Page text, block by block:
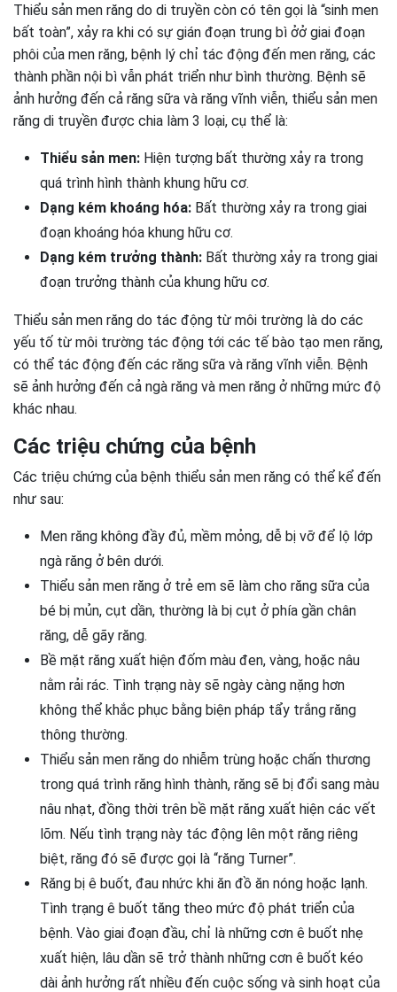
Thiểu sản men răng do di truyền còn có tên gọi là “sinh men
bất toàn”, xảy ra khi có sự gián đoạn trung bì ởở giai đoạn
phôi của men răng, bệnh lý chỉ tác động đến men răng, các
thành phần nội bì vẫn phát triển như bình thường. Bệnh sẽ
ảnh hưởng đến cả răng sữa và răng vĩnh viễn, thiểu sản men
răng di truyền được chia làm 3 loại, cụ thể là:
Thiểu sản men: Hiện tượng bất thường xảy ra trong
quá trình hình thành khung hữu cơ.
Dạng kém khoáng hóa: Bất thường xảy ra trong giai
đoạn khoáng hóa khung hữu cơ.
Dạng kém trưởng thành: Bất thường xảy ra trong giai
đoạn trưởng thành của khung hữu cơ.
Thiểu sản men răng do tác động từ môi trường là do các
yếu tố từ môi trường tác động tới các tế bào tạo men răng,
có thể tác động đến các răng sữa và răng vĩnh viễn. Bệnh
sẽ ảnh hưởng đến cả ngà răng và men răng ở những mức độ
khác nhau.
Các triệu chứng của bệnh
Các triệu chứng của bệnh thiểu sản men răng có thể kể đến
như sau:
Men răng không đầy đủ, mềm mỏng, dễ bị vỡ để lộ lớp
ngà răng ở bên dưới.
Thiểu sản men răng ở trẻ em sẽ làm cho răng sữa của
bé bị mủn, cụt dần, thường là bị cụt ở phía gần chân
răng, dễ gãy răng.
Bề mặt răng xuất hiện đốm màu đen, vàng, hoặc nâu
nằm rải rác. Tình trạng này sẽ ngày càng nặng hơn
không thể khắc phục bằng biện pháp tẩy trắng răng
thông thường.
Thiểu sản men răng do nhiễm trùng hoặc chấn thương
trong quá trình răng hình thành, răng sẽ bị đổi sang màu
nâu nhạt, đồng thời trên bề mặt răng xuất hiện các vết
lõm. Nếu tình trạng này tác động lên một răng riêng
biệt, răng đó sẽ được gọi là “răng Turner”.
Răng bị ê buốt, đau nhức khi ăn đồ ăn nóng hoặc lạnh.
Tình trạng ê buốt tăng theo mức độ phát triển của
bệnh. Vào giai đoạn đầu, chỉ là những cơn ê buốt nhẹ
xuất hiện, lâu dần sẽ trở thành những cơn ê buốt kéo
dài ảnh hưởng rất nhiều đến cuộc sống và sinh hoạt của